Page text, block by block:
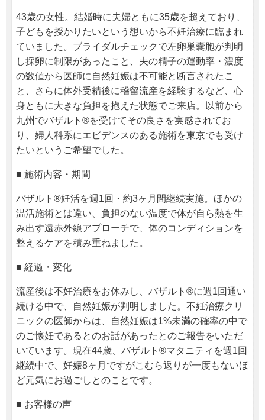
43歳の女性。結婚時に夫婦ともに35歳を超えており、
子どもを授かりたいという想いから不妊治療に臨まれ
ていました。ブライダルチェックで左卵巣嚢胞が判明
し採卵に制限があったこと、夫の精子の運動率・濃度
の数値から医師に自然妊娠は不可能と断言されたこ
と、さらに体外受精後に稽留流産を経験するなど、心
身ともに大きな負担を抱えた状態でご来店。以前から
九州でバザルト®を受けてその良さを実感されてお
り、婦人科系にエビデンスのある施術を東京でも受け
たいというご希望でした。
■ 施術内容・期間
バザルト®妊活を週1回・約3ヶ月間継続実施。ほかの
温活施術とは違い、負担のない温度で体が自ら熱を生
み出す遠赤外線アプローチで、体のコンディションを
整えるケアを積み重ねました。
■ 経過・変化
流産後は不妊治療をお休みし、バザルト®に週1回通い
続ける中で、自然妊娠が判明しました。不妊治療クリ
ニックの医師からは、自然妊娠は1%未満の確率の中で
のご懐妊であるとのお話があったとのご報告をいただ
いています。現在44歳、バザルト®マタニティを週1回
継続中で、妊娠8ヶ月ですがこむら返りが一度もないほ
ど元気にお過ごしとのことです。
■ お客様の声